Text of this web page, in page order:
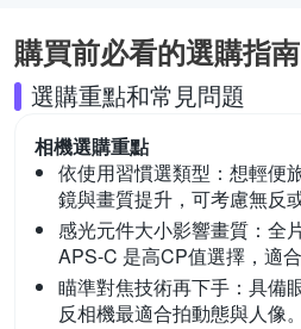
購買前必看的選購指南
選購重點和常見問題
相機選購重點
依使用習慣選類型： 想輕便
鏡與畫質提升，可考慮無反或
感光元件大小影響畫質： 全
APS-C 是高CP值選擇，適合
瞄準對焦技術再下手： 具備
反相機最適合拍動態與人像。